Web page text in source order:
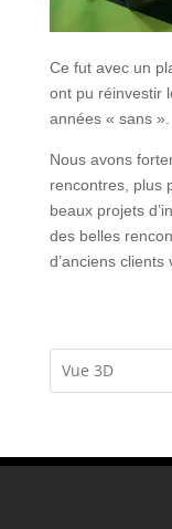
Ce fut avec un
ont pu réinvestir
années « sans ».
Nous avons
rencontres, plus
beaux projets
des belles
d’anciens clients